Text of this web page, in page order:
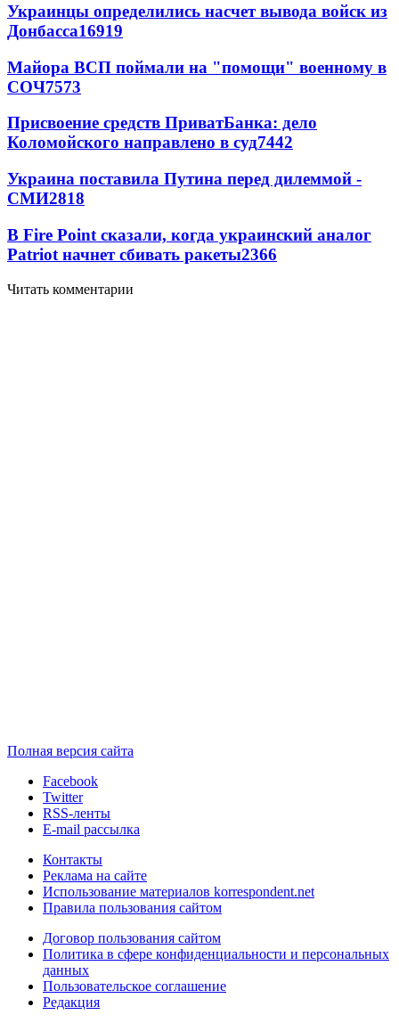
Украинцы определились насчет вывода войск из
Донбасса16919
Майора ВСП поймали на "помощи" военному в
СОЧ7573
Присвоение средств ПриватБанка: дело
Коломойского направлено в суд7442
Украина поставила Путина перед дилеммой -
СМИ2818
В Fire Point сказали, когда украинский аналог
Patriot начнет сбивать ракеты2366
Читать комментарии
Полная версия сайта
Facebook
Twitter
RSS-ленты
E-mail рассылка
Контакты
Реклама на сайте
Использование материалов korrespondent.net
Правила пользования сайтом
Договор пользования сайтом
Политика в сфере конфиденциальности и персональных
данных
Пользовательское соглашение
Редакция